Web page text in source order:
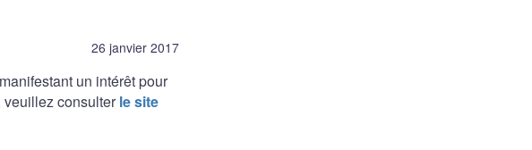
26 janvier 2017
un intérêt pour
veuillez consulterle site